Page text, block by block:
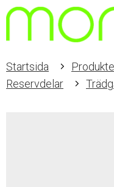
Startsida
Reservdelar